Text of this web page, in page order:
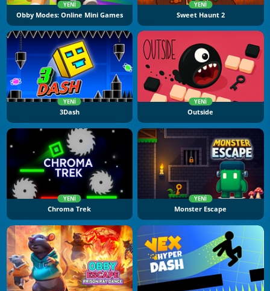
YENI
Obby Modes: Online Mini Games
YENI
Sweet Haunt 2
YENI
3Dash
YENI
Outside
YENI
Chroma Trek
YENI
Monster Escape